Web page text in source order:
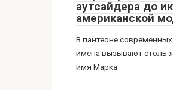
аутсайдера до
американской
В пантеоне
имена вызывают столь
имя Марка